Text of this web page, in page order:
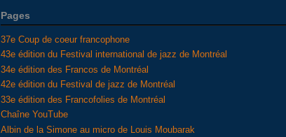
Pages
37e Coup de coeur francophone
43e édition du Festival international de jazz de Montréal
34e édition des Francos de Montréal
42e édition du Festival de jazz de Montréal
33e édition des Francofolies de Montréal
Chaîne YouTube
Albin de la Simone au micro de Louis Moubarak